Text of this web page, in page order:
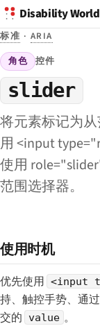
Disability World
标准 · ARIA
角色 控件
slider
将元素标记为
用 <input
使用
范围选择器。
使用时机
优先使用 <input
持、触控手势、通过
交的
value 。